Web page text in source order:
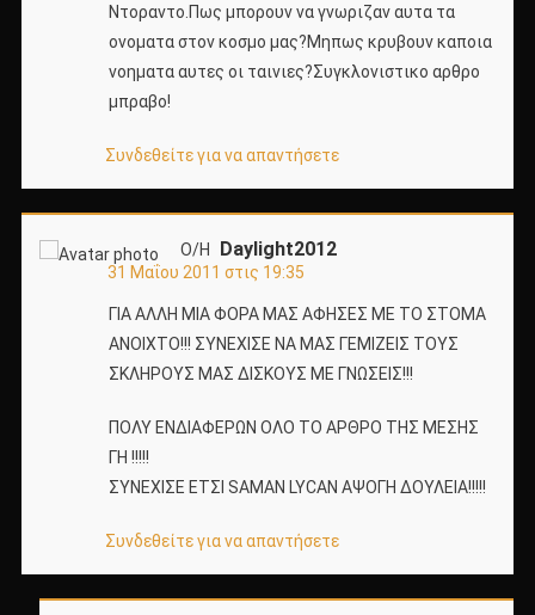
Ντοραντο.Πως μπορουν να γνωριζαν αυτα τα
ονοματα στον κοσμο μας?Μηπως κρυβουν καποια
νοηματα αυτες οι ταινιες?Συγκλονιστικο αρθρο
μπραβο!
Συνδεθείτε για να απαντήσετε
Ο/Η Daylight2012
31 Μαΐου 2011 στις 19:35
ΓΙΑ ΑΛΛΗ ΜΙΑ ΦΟΡΑ ΜΑΣ ΑΦΗΣΕΣ ΜΕ ΤΟ ΣΤΟΜΑ
ΑΝΟΙΧΤΟ!!! ΣΥΝΕΧΙΣΕ ΝΑ ΜΑΣ ΓΕΜΙΖΕΙΣ ΤΟΥΣ
ΣΚΛΗΡΟΥΣ ΜΑΣ ΔΙΣΚΟΥΣ ΜΕ ΓΝΩΣΕΙΣ!!!
ΠΟΛΥ ΕΝΔΙΑΦΕΡΩΝ ΟΛΟ ΤΟ ΑΡΘΡΟ ΤΗΣ ΜΕΣΗΣ
ΓΗ !!!!!
ΣΥΝΕΧΙΣΕ ΕΤΣΙ SAMAN LYCAN ΑΨΟΓΗ ΔΟΥΛΕΙΑ!!!!!
Συνδεθείτε για να απαντήσετε